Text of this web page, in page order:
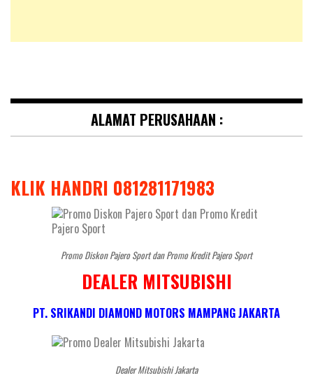
ALAMAT PERUSAHAAN :
KLIK HANDRI 081281171983
Promo Diskon Pajero Sport dan Promo Kredit Pajero Sport
DEALER MITSUBISHI
PT. SRIKANDI DIAMOND MOTORS MAMPANG JAKARTA
Dealer Mitsubishi Jakarta